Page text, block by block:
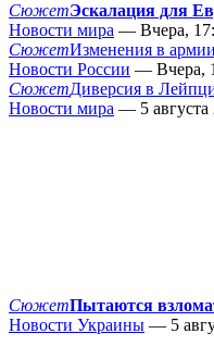
СюжетЭскалация для
Новости мира — Вчера,
СюжетИзменения в
Новости России — Вчера,
СюжетДиверсия в
Новости мира — 5 августа
СюжетПытаются
Новости Украины — 5